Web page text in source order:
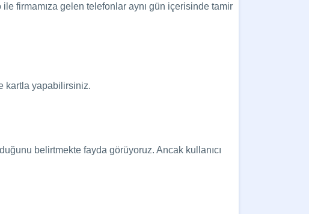
ile firmamıza gelen telefonlar aynı gün içerisinde tamir
kartla yapabilirsiniz.
belirtmekte fayda görüyoruz. Ancak kullanıcı